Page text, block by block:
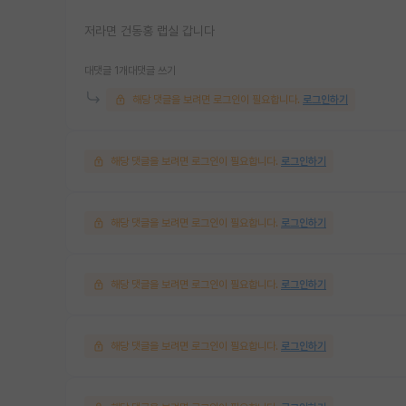
저라면 건동홍 랩실 갑니다
대댓글 1개 대댓글 쓰기
해당 댓글을 보려면 로그인이 필요합니다. 로그인하기
해당 댓글을 보려면 로그인이 필요합니다. 로그인하기
해당 댓글을 보려면 로그인이 필요합니다. 로그인하기
해당 댓글을 보려면 로그인이 필요합니다. 로그인하기
해당 댓글을 보려면 로그인이 필요합니다. 로그인하기